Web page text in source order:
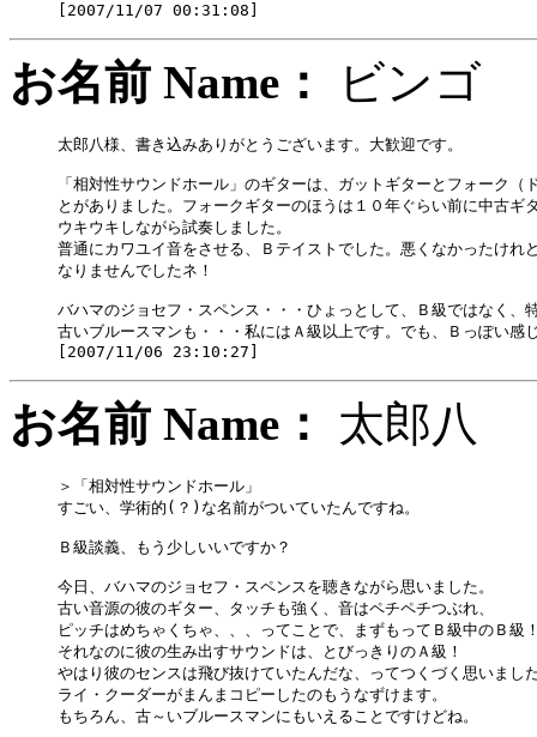
お名前 Name： ビン
太郎八様、書き込みありがとうございます。大歓迎です。
「相対性サウンドホール」のギターは、ガットギターとフォーク（
とがありました。フォークギターのほうは１０年ぐらい前に中古ギ
ウキウキしながら試奏しました。
普通にカワユイ音をさせる、Ｂテイストでした。悪くなかったけれ
なりませんでしたネ！
バハマのジョセフ・スペンス・・・ひょっとして、Ｂ級ではなく、
古いブルースマンも・・・私にはＡ級以上です。でも、Ｂっぽい感
お名前 Name： 太郎
＞「相対性サウンドホール」
すごい、学術的(？)な名前がついていたんですね。
Ｂ級談義、もう少しいいですか？
今日、バハマのジョセフ・スペンスを聴きながら思いました。
古い音源の彼のギター、タッチも強く、音はペチペチつぶれ、
ピッチはめちゃくちゃ、、、ってことで、まずもってＢ級中のＢ級
それなのに彼の生み出すサウンドは、とびっきりのＡ級！
やはり彼のセンスは飛び抜けていたんだな、ってつくづく思いまし
ライ・クーダーがまんまコピーしたのもうなずけます。
もちろん、古～いブルースマンにもいえることですけどね。